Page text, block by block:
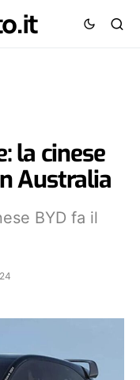
la cinese
Australia
BYD fa il